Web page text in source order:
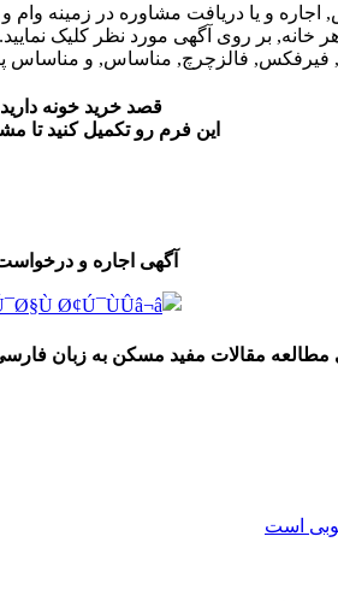
و یا دریافت مشاوره در زمینه وام و
فیرفکس, فالزچرچ, مناساس, و مناساس
قصد خرید خونه
این فرم رو تکمیل کنید
آگهی اجاره و
مطالعه مقالات مفید مسکن به زبان
است